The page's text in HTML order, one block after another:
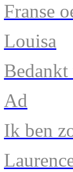
Franse
Louisa
Ad
Ik ben